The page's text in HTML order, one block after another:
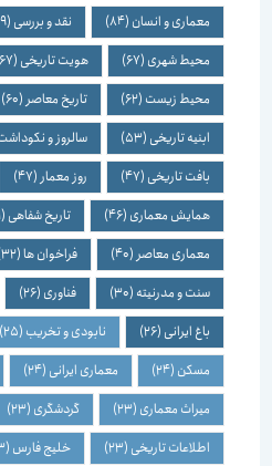
معماری و انسان(84) نقد و بررسی(79)
محیط شهری(67) هویت تاریخی(67)
محیط زیست(62) تاریخ معاصر(60)
ابنیه تاریخی(53) سالروز و نکوداشت(52)
بافت تاریخی(47) روز معمار(47)
همایش معماری(46) تاریخ شفاهی(41)
معماری معاصر(40) فراخوان ها(32)
سنت و مدرنیته(30) فناوری(26)
باغ ایرانی(26) نابودی و تخریب(25)
مسکن(24) معماری ایرانی(24)
میراث معماری(23) گردشگری(23)
اطلاعات تاریخی(23) خلیج فارس(23)